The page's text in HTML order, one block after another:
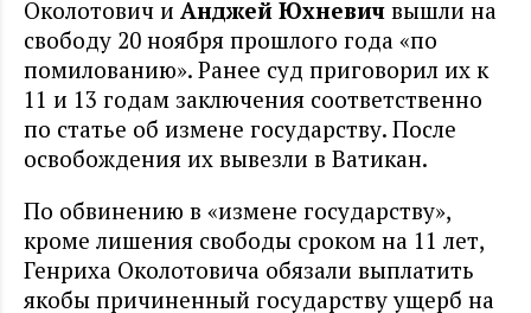
Околотович и Анджей Юхневич вышли на
свободу 20 ноября прошлого года «по
помилованию». Ранее суд приговорил их к
11 и 13 годам заключения соответственно
по статье об измене государству. После
освобождения их вывезли в Ватикан.
По обвинению в «измене государству»,
кроме лишения свободы сроком на 11 лет,
Генриха Околотовича обязали выплатить
якобы причиненный государству ущерб на